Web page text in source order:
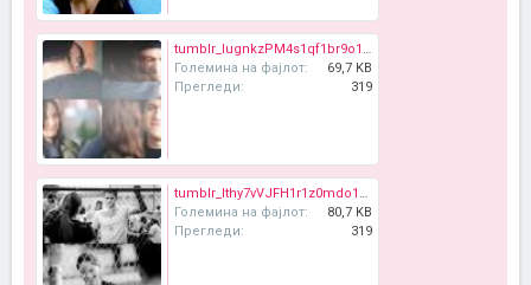
tumblr_lugnkzPM4s1qf1br9o1_500_large.jpg
Големина на фајлот:
69,7 KB
Прегледи:
319
tumblr_lthy7vVJFH1r1z0mdo1_500_large.jpg
Големина на фајлот:
80,7 KB
Прегледи:
319